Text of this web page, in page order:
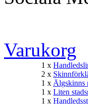
Varukorg
1 x
2 x
1 x Älgskinns
1 x Liten
1 x